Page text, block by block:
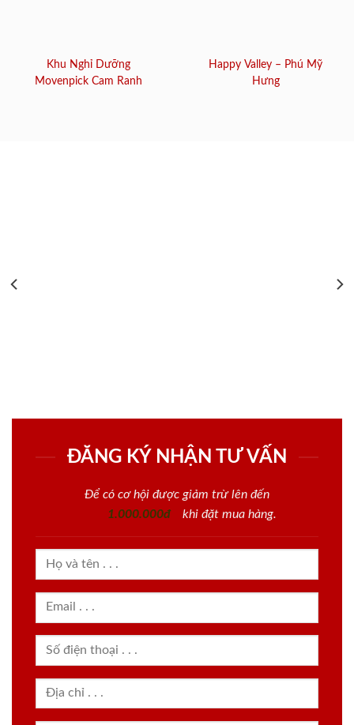
Khu Nghỉ Dưỡng
Movenpick Cam Ranh
Happy Valley – Phú Mỹ
Hưng
ĐĂNG KÝ NHẬN TƯ VẤN
Để có cơ hội được giảm trừ lên đến
1.000.000đ
khi đặt mua hàng.